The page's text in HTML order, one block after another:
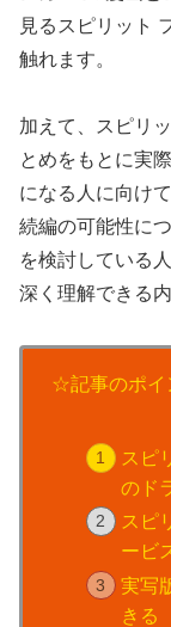
見るスピリット
触れます。
加えて、スピリ
とめをもとに実
になる人に向け
続編の可能性に
を検討している
深く理解できる内
☆記事のポイ
スピ
のド
スピ
ービ
実写
きる